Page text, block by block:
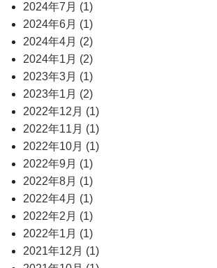
2024年7月 (1)
2024年6月 (1)
2024年4月 (2)
2024年1月 (2)
2023年3月 (1)
2023年1月 (2)
2022年12月 (1)
2022年11月 (1)
2022年10月 (1)
2022年9月 (1)
2022年8月 (1)
2022年4月 (1)
2022年2月 (1)
2022年1月 (1)
2021年12月 (1)